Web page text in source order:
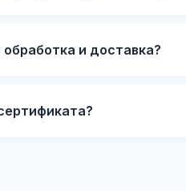
и доставка?